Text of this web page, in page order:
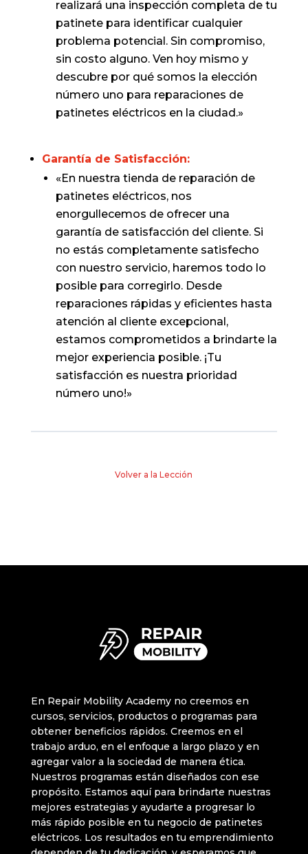
realizará una inspección completa de tu
patinete para identificar cualquier
problema potencial. Sin compromiso,
sin costo alguno. Ven hoy mismo y
descubre por qué somos la elección
número uno para reparaciones de
patinetes eléctricos en la ciudad.»
Garantía de Satisfacción:
«En nuestra tienda de reparación de
patinetes eléctricos, nos
enorgullecemos de ofrecer una
garantía de satisfacción del cliente. Si
no estás completamente satisfecho
con nuestro servicio, haremos todo lo
posible para corregirlo. Desde
reparaciones rápidas y eficientes hasta
atención al cliente excepcional,
estamos comprometidos a brindarte la
mejor experiencia posible. ¡Tu
satisfacción es nuestra prioridad
número uno!»
Volver a la Lección
En Repair Mobility Academy no creemos en
cursos, servicios, productos o programas para
obtener beneficios rápidos. Creemos en el
trabajo arduo, en el enfoque a largo plazo y en
agregar valor a la sociedad de manera ética.
Nuestros programas están diseñados con ese
propósito. Estamos aquí para brindarte nuestras
mejores estrategias y ayudarte a progresar lo
más rápido posible en tu negocio de patinetes
eléctricos. Los resultados en tu emprendimiento